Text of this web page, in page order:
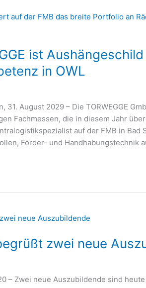
ist
in OWL
31. August 2029 – Die TORWEGGE
Fachmessen, die in diesem Jahr
auf der FMB in Bad
Förder- und Handhabungstechnik
zwei neue
– Zwei neue Auszubildende sind